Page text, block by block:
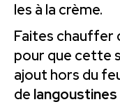
les à la crème.
Faites chauffer
pour que cette
ajout hors du
de langoustines